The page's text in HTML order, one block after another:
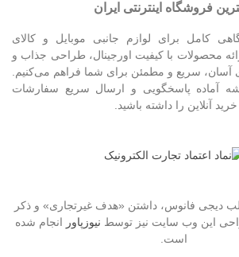
فروشگاه اینترنتی ایران
کامل برای لوازم جانبی موبایل و کالای
محصولات با کیفیت اورجینال، طراحی جذاب و
سریع و مطمئن برای شما فراهم می‌کنیم.
آماده پاسخگویی و ارسال سریع سفارشات
آنلاین را داشته باشید.
دیجی فانوس، داشتن «هدف غیرتجاری» و ذکر
این وب سایت نیز توسط نیوزپاور انجام شده
است.